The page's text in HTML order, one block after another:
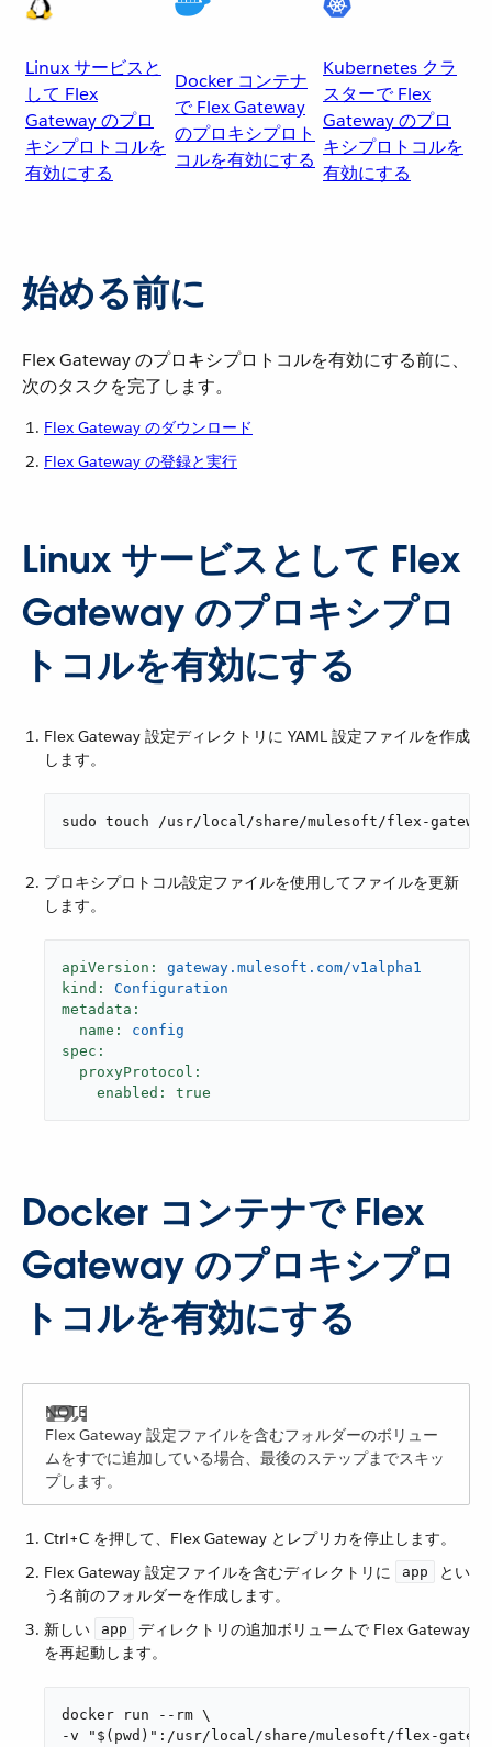
Linux サービスと
して Flex
Gateway のプロ
キシプロトコルを
有効にする
Docker コンテナ
で Flex Gateway
のプロキシプロト
コルを有効にする
Kubernetes クラ
スターで Flex
Gateway のプロ
キシプロトコルを
有効にする
始める前に
Flex Gateway のプロキシプロトコルを有効にする前に、
次のタスクを完了します。
Flex Gateway のダウンロード
Flex Gateway の登録と実行
Linux サービスとして Flex
Gateway のプロキシプロ
トコルを有効にする
Flex Gateway 設定ディレクトリに YAML 設定ファイルを作成
します。
sudo touch /usr/local/share/mulesoft/flex-
プロキシプロトコル設定ファイルを使用してファイルを更新
します。
apiVersion:
gateway.mulesoft.com/v1alpha1
kind:
Configuration
metadata:
name:
config
spec:
proxyProtocol:
enabled:
true
Docker コンテナで Flex
Gateway のプロキシプロ
トコルを有効にする
Flex Gateway 設定ファイルを含むフォルダーのボリュー
ムをすでに追加している場合、最後のステップまでスキッ
プします。
Ctrl+C を押して、Flex Gateway とレプリカを停止します。
Flex Gateway 設定ファイルを含むディレクトリに ​
app
​ とい
う名前のフォルダーを作成します。
新しい ​
app
​ ディレクトリの追加ボリュームで Flex Gateway
を再起動します。
docker run --rm \
-v "$(pwd)":/usr/local/share/mulesoft/flex-